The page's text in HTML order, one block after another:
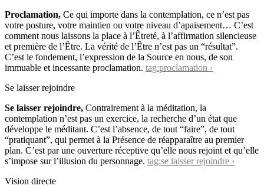
Proclamation, Ce qui importe dans la contemplation, ce n’est pas
votre posture, votre maintien ou votre niveau d’apaisement… C’est
comment nous laissons la place à l’Êtreté, à l’affirmation silencieuse
et première de l’Être. La vérité de l’Être n’est pas un “résultat”.
C’est le fondement, l’expression de la Source en nous, de son
immuable et incessante proclamation. tag:proclamation ›
Se laisser rejoindre
Se laisser rejoindre, Contrairement à la méditation, la
contemplation n’est pas un exercice, la recherche d’un état que
développe le méditant. C’est l’absence, de tout “faire”, de tout
“pratiquant”, qui permet à la Présence de réapparaître au premier
plan. C’est par une ouverture réceptive qu’elle nous rejoint et qu’elle
s’impose sur l’illusion du personnage. tag:se laisser rejoindre ›
Vision directe